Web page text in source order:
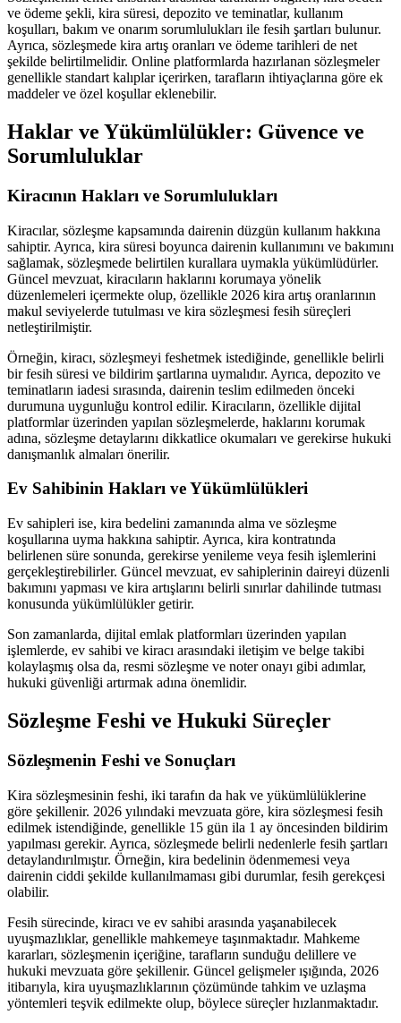
ve ödeme şekli, kira süresi, depozito ve teminatlar, kullanım
koşulları, bakım ve onarım sorumlulukları ile fesih şartları bulunur.
Ayrıca, sözleşmede kira artış oranları ve ödeme tarihleri de net
şekilde belirtilmelidir. Online platformlarda hazırlanan sözleşmeler
genellikle standart kalıplar içerirken, tarafların ihtiyaçlarına göre ek
maddeler ve özel koşullar eklenebilir.
Haklar ve Yükümlülükler: Güvence ve
Sorumluluklar
Kiracının Hakları ve Sorumlulukları
Kiracılar, sözleşme kapsamında dairenin düzgün kullanım hakkına
sahiptir. Ayrıca, kira süresi boyunca dairenin kullanımını ve bakımını
sağlamak, sözleşmede belirtilen kurallara uymakla yükümlüdürler.
Güncel mevzuat, kiracıların haklarını korumaya yönelik
düzenlemeleri içermekte olup, özellikle 2026 kira artış oranlarının
makul seviyelerde tutulması ve kira sözleşmesi fesih süreçleri
netleştirilmiştir.
Örneğin, kiracı, sözleşmeyi feshetmek istediğinde, genellikle belirli
bir fesih süresi ve bildirim şartlarına uymalıdır. Ayrıca, depozito ve
teminatların iadesi sırasında, dairenin teslim edilmeden önceki
durumuna uygunluğu kontrol edilir. Kiracıların, özellikle dijital
platformlar üzerinden yapılan sözleşmelerde, haklarını korumak
adına, sözleşme detaylarını dikkatlice okumaları ve gerekirse hukuki
danışmanlık almaları önerilir.
Ev Sahibinin Hakları ve Yükümlülükleri
Ev sahipleri ise, kira bedelini zamanında alma ve sözleşme
koşullarına uyma hakkına sahiptir. Ayrıca, kira kontratında
belirlenen süre sonunda, gerekirse yenileme veya fesih işlemlerini
gerçekleştirebilirler. Güncel mevzuat, ev sahiplerinin daireyi düzenli
bakımını yapması ve kira artışlarını belirli sınırlar dahilinde tutması
konusunda yükümlülükler getirir.
Son zamanlarda, dijital emlak platformları üzerinden yapılan
işlemlerde, ev sahibi ve kiracı arasındaki iletişim ve belge takibi
kolaylaşmış olsa da, resmi sözleşme ve noter onayı gibi adımlar,
hukuki güvenliği artırmak adına önemlidir.
Sözleşme Feshi ve Hukuki Süreçler
Sözleşmenin Feshi ve Sonuçları
Kira sözleşmesinin feshi, iki tarafın da hak ve yükümlülüklerine
göre şekillenir. 2026 yılındaki mevzuata göre, kira sözleşmesi fesih
edilmek istendiğinde, genellikle 15 gün ila 1 ay öncesinden bildirim
yapılması gerekir. Ayrıca, sözleşmede belirli nedenlerle fesih şartları
detaylandırılmıştır. Örneğin, kira bedelinin ödenmemesi veya
dairenin ciddi şekilde kullanılmaması gibi durumlar, fesih gerekçesi
olabilir.
Fesih sürecinde, kiracı ve ev sahibi arasında yaşanabilecek
uyuşmazlıklar, genellikle mahkemeye taşınmaktadır. Mahkeme
kararları, sözleşmenin içeriğine, tarafların sunduğu delillere ve
hukuki mevzuata göre şekillenir. Güncel gelişmeler ışığında, 2026
itibarıyla, kira uyuşmazlıklarının çözümünde tahkim ve uzlaşma
yöntemleri teşvik edilmekte olup, böylece süreçler hızlanmaktadır.